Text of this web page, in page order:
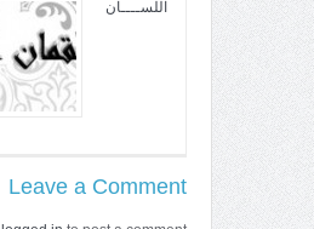
اللســــان
Leave a Comment